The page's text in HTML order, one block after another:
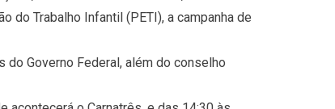
do Trabalho Infantil (PETI), a campanha de
Governo Federal, além do conselho